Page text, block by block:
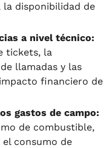
disponibilidad de
a nivel técnico:
tickets, la
llamadas y las
financiero de
gastos de campo:
de combustible,
consumo de